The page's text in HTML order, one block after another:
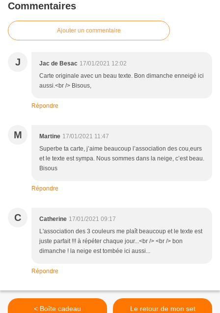
Commentaires
Ajouter un commentaire
J Jac de Besac 17/01/2021 12:02
Carte originale avec un beau texte. Bon dimanche enneigé ici
aussi.<br /> Bisous,
Répondre
M Martine 17/01/2021 11:47
Superbe ta carte, j’aime beaucoup l’association des cou,eurs
et le texte est sympa. Nous sommes dans la neige, c’est beau.
Bisous
Répondre
C Catherine 17/01/2021 09:17
L'association des 3 couleurs me plaît beaucoup et le texte est
juste parfait !!! à répéter chaque jour...<br /> <br /> bon
dimanche ! la neige est tombée ici aussi...
Répondre
< Boîte cadeau
Le retour de mon set